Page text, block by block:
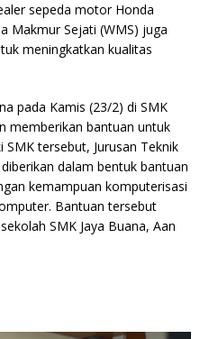
sepeda motor Honda
Makmur Sejati (WMS) juga
meningkatkan kualitas
pada Kamis (23/2) di SMK
memberikan bantuan untuk
tersebut, Jurusan Teknik
dalam bentuk bantuan
kemampuan komputerisasi
Bantuan tersebut
SMK Jaya Buana, Aan